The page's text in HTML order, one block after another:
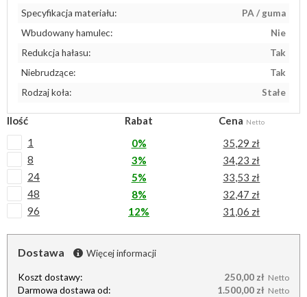
Specyfikacja materiału:
PA / guma
Wbudowany hamulec:
Nie
Redukcja hałasu:
Tak
Niebrudzące:
Tak
Rodzaj koła:
Stałe
Ilość Rabat Cena Netto
1 0%
35,29 zł
8
3%
34,23 zł
24
5%
33,53 zł
48
8%
32,47 zł
96
12% 31,06 zł
Dostawa Więcej informacji
Koszt dostawy: 250,00 zł Netto
Darmowa dostawa od: 1.500,00 zł Netto